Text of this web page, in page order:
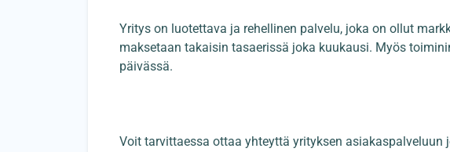
Yritys on luotettava ja rehellinen palvelu, joka on ollut
maksetaan takaisin tasaerissä joka kuukausi. Myös
päivässä.
Voit tarvittaessa ottaa yhteyttä yrityksen